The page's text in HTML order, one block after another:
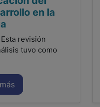
en la
revisión
tuvo como